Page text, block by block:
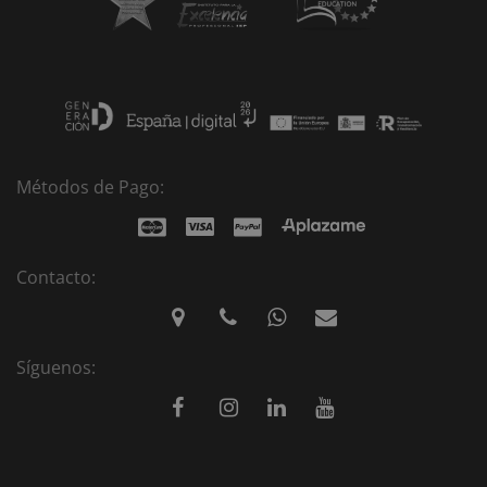
Métodos de Pago:
Contacto:
Síguenos: